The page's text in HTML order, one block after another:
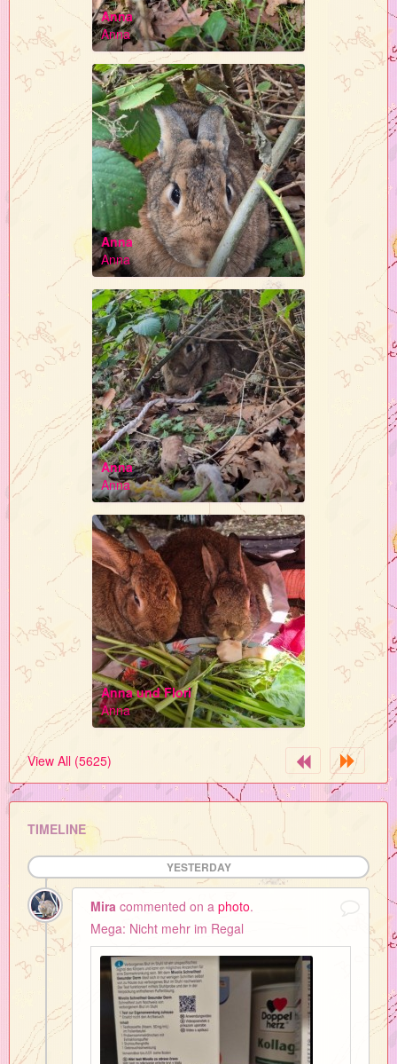
Anna
Anna
Anna
Anna
Anna
Anna
Anna und Flori
Anna
View All (5625)
TIMELINE
YESTERDAY
Mira commented on a photo.
Mega: Nicht mehr im Regal